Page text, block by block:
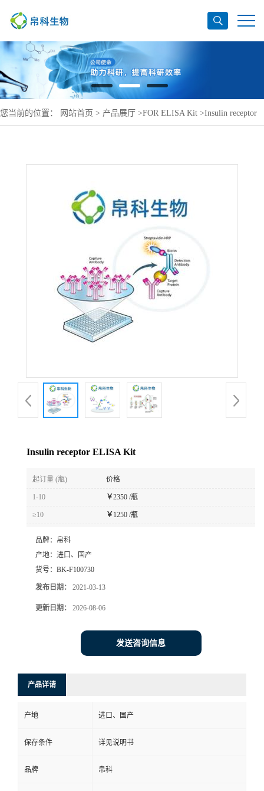
您当前的位置： 网站首页 > 产品展厅 >FOR ELISA Kit >Insulin receptor
Insulin receptor ELISA Kit
起订量 (瓶) 价格
1-10 ￥2350 /瓶
≥10 ￥ 1250 /瓶
品牌： 帛科
产地： 进口、国产
货号： BK-F100730
发布日期： 2021-03-13
更新日期： 2026-08-06
发送咨询信息
产品详请
产地 进口、国产
保存条件 详见说明书
品牌 帛科